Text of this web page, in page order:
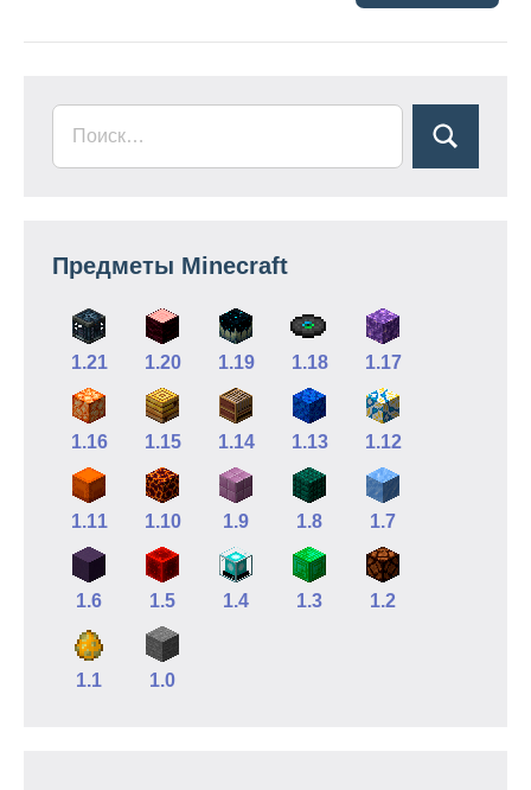
Предметы Minecraft
1.21 1.20 1.19 1.18 1.17
1.16 1.15 1.14 1.13 1.12
1.11 1.10 1.9 1.8 1.7
1.6 1.5 1.4 1.3 1.2
1.1 1.0